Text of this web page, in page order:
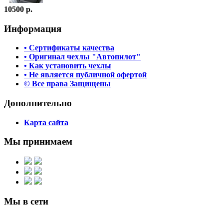
10500 р.
Информация
• Сертификаты качества
• Оригинал чехлы "Автопилот"
• Как установить чехлы
• Не является публичной офертой
© Все права Защищены
Дополнительно
Карта сайта
Мы принимаем
Мы в сети